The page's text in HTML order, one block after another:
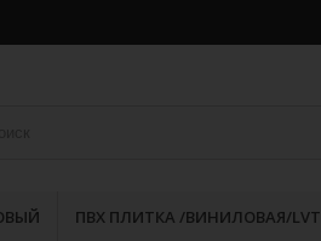
ПВХ ПЛИТКА /ВИНИЛОВАЯ/LVT